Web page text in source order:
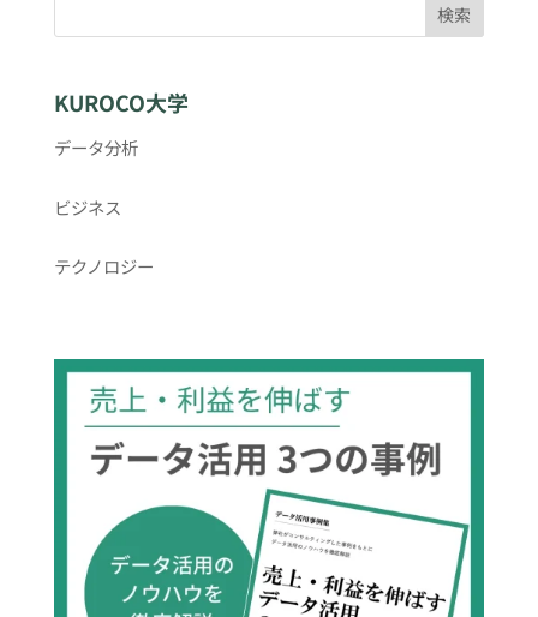
検索
KUROCO大学
データ分析
ビジネス
テクノロジー